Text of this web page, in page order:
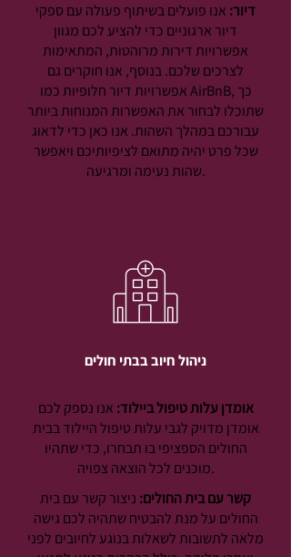
דיור: אנו פועלים בשיתוף פעולה עם ספקי
דיור ארגוניים כדי להציע לכם מגוון
אפשרויות דירות מרוהטות, המתאימות
לצרכים שלכם. בנוסף, אנו חוקרים גם
אפשרויות דיור חלופיות כמו AirBnB, כך
שתוכלו לבחור את האפשרות המנוחות ביותר
עבורכם במהלך השהות. אנו כאן כדי לדאוג
שכל פרט יהיה מתואם לציפיותיכם ויאפשר
שהות נעימה ומרגיעה.
ניהול חיוב בבתי חולים
אומדן עלות טיפול ביילוד: אנו נספק לכם
אומדן מדויק לגבי עלות טיפול היילוד בבית
החולים הספציפי בו תבחרו, כדי שתהיו
מוכנים לכל הוצאה צפויה.
קשר עם בית החולים: ניצור קשר עם בית
החולים על מנת להבטיח שתהיה לכם גישה
מלאה לתשובות לשאלות בנוגע לחיובים לפני